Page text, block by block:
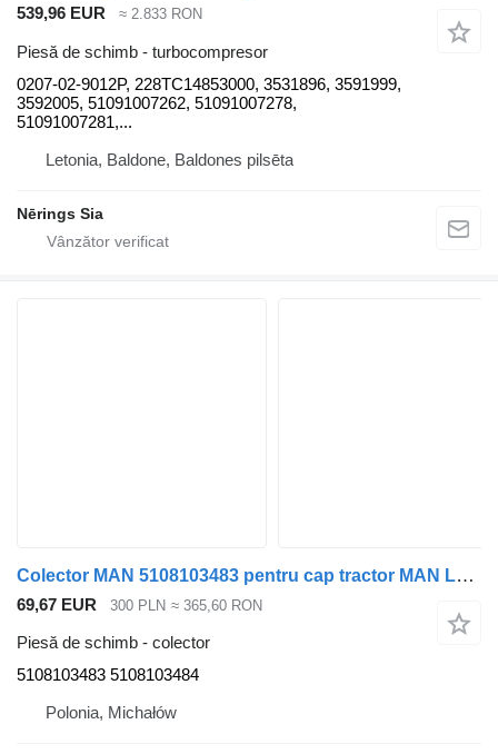
539,96 EUR ≈ 2.833 RON
Piesă de schimb - turbocompresor
0207-02-9012P, 228TC14853000, 3531896, 3591999,
3592005, 51091007262, 51091007278,
51091007281,...
Letonia, Baldone, Baldones pilsēta
Nērings Sia
Colector MAN 5108103483 pentru cap tractor MAN L2000
69,67 EUR 300 PLN ≈ 365,60 RON
Piesă de schimb - colector
5108103483 5108103484
Polonia, Michałów